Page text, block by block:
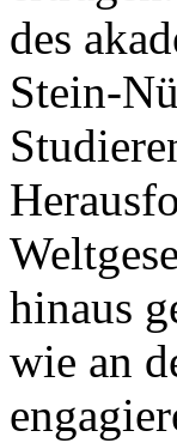
des
Stein-
hinaus
wie an